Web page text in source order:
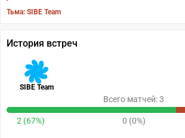
Тьма: SIBE Team
История встреч
SIBE Team
Всего матчей: 3
2 (67%) 0 (0%)